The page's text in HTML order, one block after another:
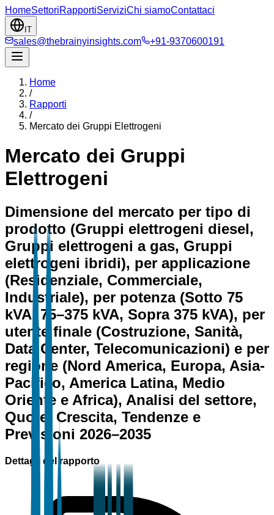
HomeSettoriRapportiServiziChi siamoContattaci
IT
sales@thebrainyinsights.com +91-9370600191
Home
/
Rapporti
/
Mercato dei Gruppi Elettrogeni
Mercato dei Gruppi
Elettrogeni
Dimensione del mercato per tipo di
prodotto (Gruppi elettrogeni diesel,
Gruppi elettrogeni a gas, Gruppi
elettrogeni ibridi), per applicazione
(Residenziale, Commerciale,
Industriale), per potenza (Sotto 75
kVA, 75–375 kVA, Sopra 375 kVA), per
utente finale (Costruzione, Sanità,
Data Center, Telecomunicazioni) e per
regione (Nord America, Europa, Asia-
Pacifico, America Latina, Medio
Oriente e Africa), Analisi del settore,
Quote, Crescita, Tendenze e
Previsioni 2026–2035
Dettagli del rapporto